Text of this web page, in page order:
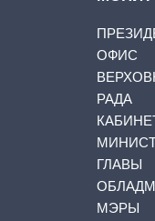
ОФИС
РАДА
ГЛАВЫ
МЭРЫ